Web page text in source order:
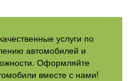
услуги по
автомобилей и
Оформляйте
вместе с нами!